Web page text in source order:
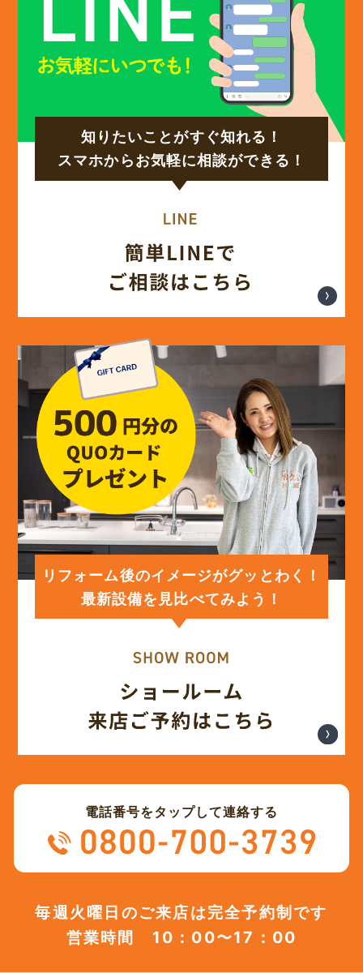
知りたいことがすぐ知れる！
スマホからお気軽に相談ができる！
リフォーム後のイメージがグッとわく！
最新設備を見比べてみよう！
電話番号をタップして連絡する
毎週火曜日のご来店は完全予約制です
営業時間 10：00〜17：00